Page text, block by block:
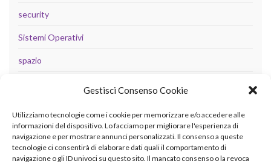
Gestisci Consenso Cookie
Utilizziamo tecnologie come i cookie per memorizzare e/o accedere alle
informazioni del dispositivo. Lo facciamo per migliorare l'esperienza di
navigazione e per mostrare annunci personalizzati. Il consenso a queste
tecnologie ci consentirà di elaborare dati quali il comportamento di
navigazione o gli ID univoci su questo sito. Il mancato consenso o la revoca
security
Sistemi Operativi
spazio
META